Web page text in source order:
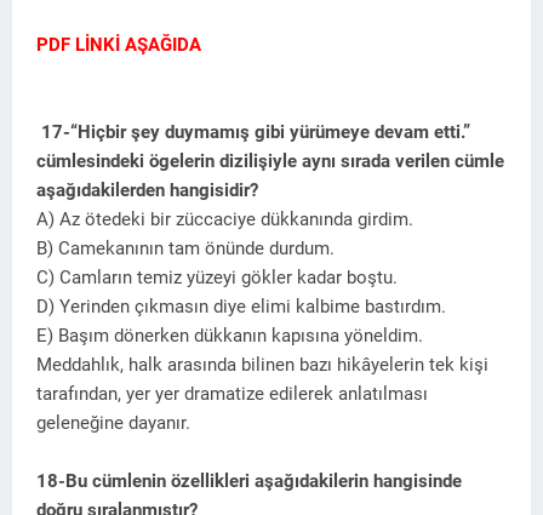
PDF LİNKİ AŞAĞIDA
17-“Hiçbir şey duymamış gibi yürümeye devam etti.”
cümlesindeki ögelerin dizilişiyle aynı sırada verilen cümle
aşağıdakilerden hangisidir?
A) Az ötedeki bir züccaciye dükkanında girdim.
B) Camekanının tam önünde durdum.
C) Camların temiz yüzeyi gökler kadar boştu.
D) Yerinden çıkmasın diye elimi kalbime bastırdım.
E) Başım dönerken dükkanın kapısına yöneldim.
Meddahlık, halk arasında bilinen bazı hikâyelerin tek kişi
tarafından, yer yer dramatize edilerek anlatılması
geleneğine dayanır.
18-Bu cümlenin özellikleri aşağıdakilerin hangisinde
doğru sıralanmıştır?